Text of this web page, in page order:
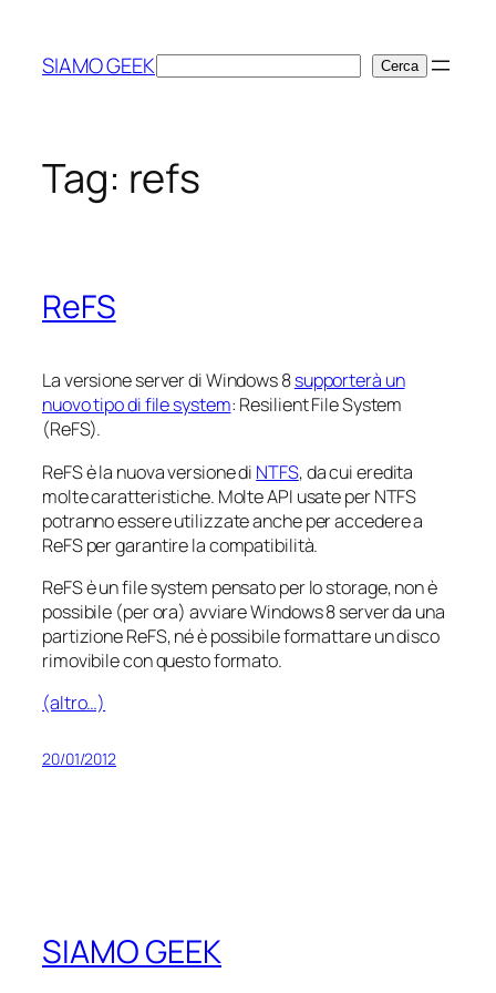
contenuto
SIAMO GEEKCerca Cerca
Tag: refs
ReFS
La versione server di Windows 8supporterà un
nuovo tipo di file system: Resilient File System
(ReFS).
ReFS è la nuova versione di NTFS, da cui eredita
molte caratteristiche. Molte API usate per NTFS
potranno essere utilizzate anche per accedere a
ReFS per garantire la compatibilità.
ReFS è un file system pensato per lo storage, non è
possibile (per ora) avviare Windows 8 server da una
partizione ReFS, né è possibile formattare un disco
rimovibile con questo formato.
(altro…)
20/01/2012
SIAMO GEEK